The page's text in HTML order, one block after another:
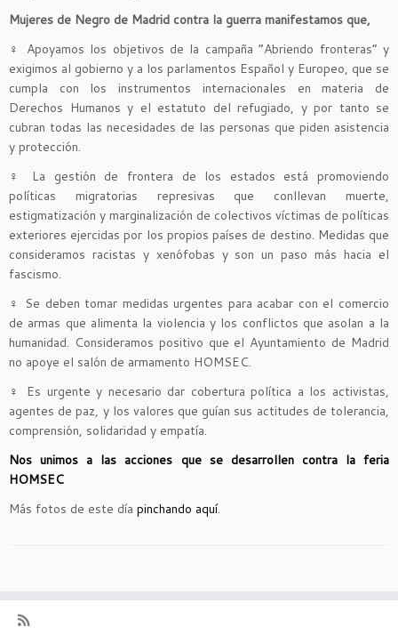
Mujeres de Negro de Madrid contra la guerra manifestamos que,
♀
Apoyamos los objetivos de la campaña “Abriendo fronteras” y
exigimos al gobierno y a los parlamentos Español y Europeo, que se
cumpla con los instrumentos internacionales en materia de
Derechos Humanos y el estatuto del refugiado, y por tanto se
cubran todas las necesidades de las personas que piden asistencia
y protección.
♀
La gestión de frontera de los estados está promoviendo
políticas migratorias represivas que conllevan muerte,
estigmatización y marginalización de colectivos víctimas de políticas
exteriores ejercidas por los propios países de destino. Medidas que
consideramos racistas y xenófobas y son un paso más hacia el
fascismo.
♀ Se deben tomar medidas urgentes para acabar con el comercio
de armas que alimenta la violencia y los conflictos que asolan a la
humanidad. Consideramos positivo que el Ayuntamiento de Madrid
no apoye el salón de armamento HOMSEC.
♀
Es urgente y necesario dar cobertura política a los activistas,
agentes de paz, y los valores que guían sus actitudes de tolerancia,
comprensión, solidaridad y empatía.
Nos unimos a las acciones que se desarrollen contra la feria
HOMSEC
Más fotos de este día pinchando aquí.